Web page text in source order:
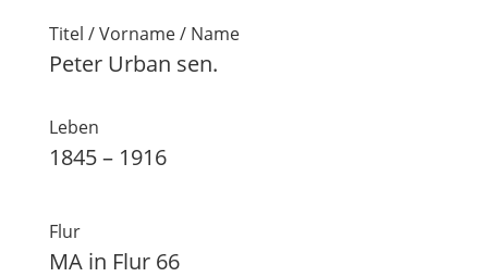
Titel / Vorname / Name
Peter Urban sen.
Leben
1845 – 1916
Flur
MA in Flur 66